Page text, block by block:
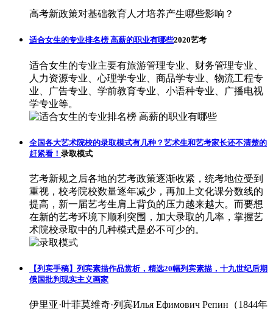
高考新政策对基础教育人才培养产生哪些影响？
适合女生的专业排名榜 高薪的职业有哪些2020艺考
适合女生的专业主要有旅游管理专业、财务管理专业、
人力资源专业、心理学专业、商品学专业、物流工程专
业、广告专业、学前教育专业、小语种专业、广播电视
学专业等。
全国各大艺术院校的录取模式有几种？艺术生和艺考家长还不清楚的
赶紧看！ 录取模式
艺考新规之后各地的艺考政策逐渐收紧，统考地位受到
重视，校考院校数量逐年减少，再加上文化课分数线的
提高，新一届艺考生肩上背负的压力越来越大。而要想
在新的艺考环境下顺利突围，加大录取的几率，掌握艺
术院校录取中的几种模式是必不可少的。
【列宾手稿】列宾素描作品赏析，精选20幅列宾素描，十九世纪后期
俄国批判现实主义画家
伊里亚·叶菲莫维奇·列宾Илья Ефимович Репин（1844年